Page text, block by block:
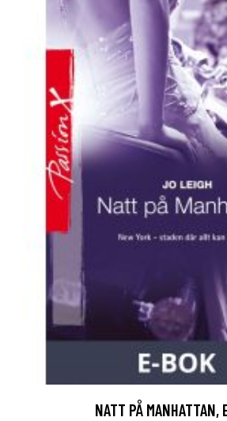
NATT PÅ MANHATTAN,